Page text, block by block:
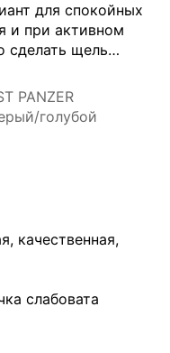
для спокойных
и при активном
сделать щель…
PANZER
голубой
качественная,
слабовата